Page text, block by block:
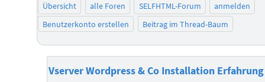
Übersicht alle Foren SELFHTML-Forum
anmelden
Benutzerkonto erstellen
Beitrag im Thread-Baum
Vserver Wordpress & Co Installation